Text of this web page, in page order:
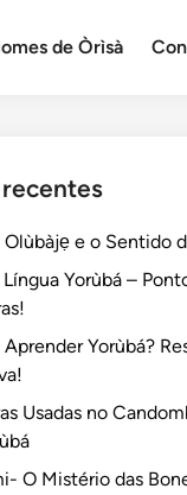
de Òrìsà
e o Sentido
Yorùbá –
Yorùbá?
Usadas no
O Mistério das